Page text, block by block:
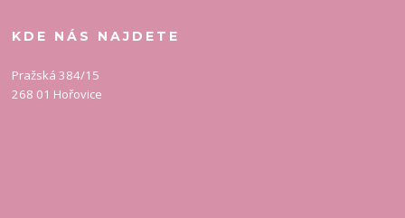
KDE NÁS NAJDETE
Pražská 384/15
268 01 Hořovice